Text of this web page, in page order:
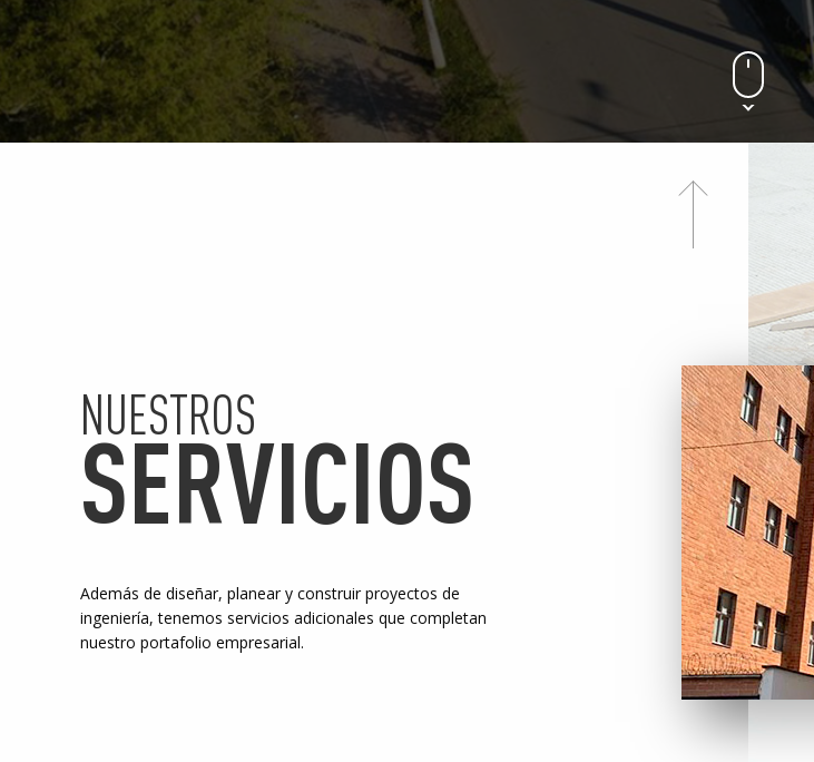
ALMENARES
NUESTROS
SERVICIOS
Además de diseñar, planear y construir proyectos de
ingeniería, tenemos servicios adicionales que completan
nuestro portafolio empresarial.